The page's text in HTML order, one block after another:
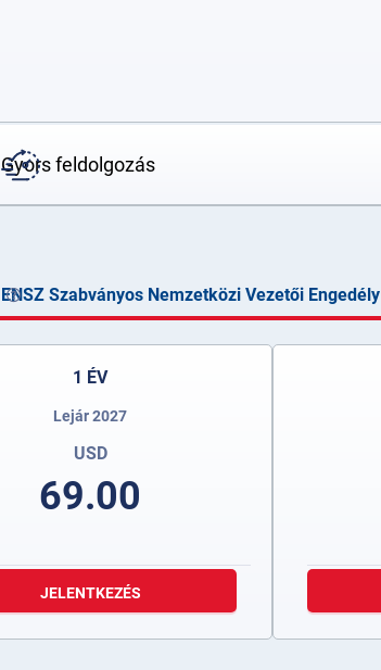
Gyors feldolgozás
ENSZ Szabványos Nemzetközi Vezetői Engedély
1 ÉV
Lejár 2027
USD
69.00
JELENTKEZÉS